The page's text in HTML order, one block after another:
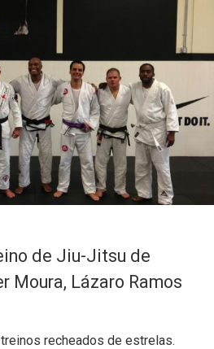
de Jiu-Jitsu de
Moura, Lázaro Ramos
recheados de estrelas.